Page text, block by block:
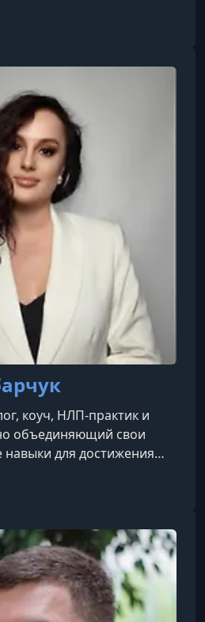
опытом и
выделяется живой
понятно и с юмором.
знаниям,
и вдохновляющей
коуч, НЛП-практик и
объединяющий свои
для достижения
в работе с клиентами.
экспертов на